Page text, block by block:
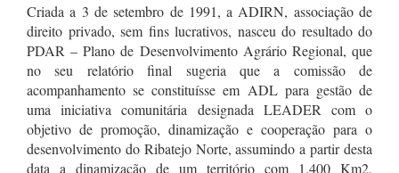
Criada a 3 de setembro de 1991, a ADIRN, associação de
direito privado, sem fins lucrativos, nasceu do resultado do
PDAR – Plano de Desenvolvimento Agrário Regional, que
no seu relatório final sugeria que a comissão de
acompanhamento se constituísse em ADL para gestão de
uma iniciativa comunitária designada LEADER com o
objetivo de promoção, dinamização e cooperação para o
desenvolvimento do Ribatejo Norte, assumindo a partir desta
data a dinamização de um território com 1.400 Km2,